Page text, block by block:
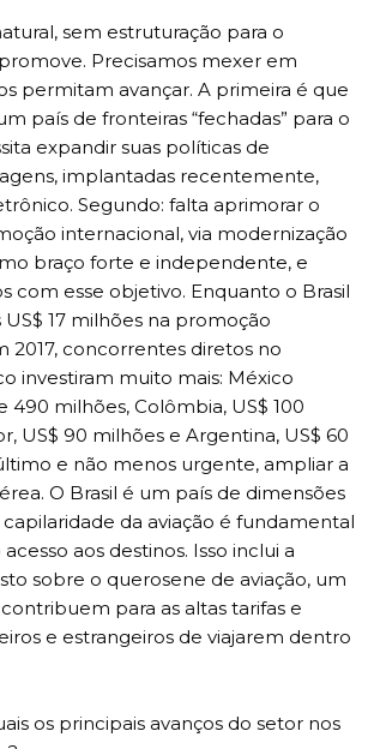
sem estruturação para o
Precisamos mexer em
permitam avançar. A primeira é que
país de fronteiras “fechadas” para o
expandir suas políticas de
implantadas recentemente,
Segundo: falta aprimorar o
internacional, via modernização
braço forte e independente, e
com esse objetivo. Enquanto o Brasil
US$ 17 milhões na promoção
2017, concorrentes diretos no
investiram muito mais: México
490 milhões, Colômbia, US$ 100
US$ 90 milhões e Argentina, US$ 60
e não menos urgente, ampliar a
O Brasil é um país de dimensões
da aviação é fundamental
aos destinos. Isso inclui a
sobre o querosene de aviação, um
para as altas tarifas e
e estrangeiros de viajarem dentro
os principais avanços do setor nos